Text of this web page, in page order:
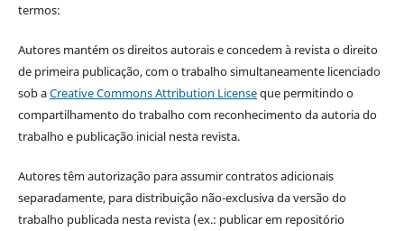
termos:
Autores mantém os direitos autorais e concedem à revista o direito
de primeira publicação, com o trabalho simultaneamente licenciado
sob aCreative Commons Attribution Licenseque permitindo o
compartilhamento do trabalho com reconhecimento da autoria do
trabalho e publicação inicial nesta revista.
Autores têm autorização para assumir contratos adicionais
separadamente, para distribuição não-exclusiva da versão do
trabalho publicada nesta revista (ex.: publicar em repositório